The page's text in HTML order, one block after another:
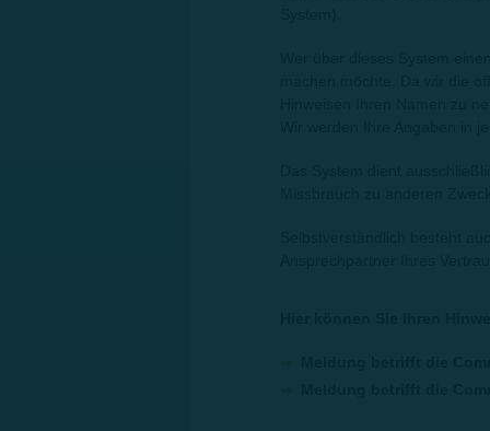
Wer über dieses System
Hinweisen Ihren Namen zu
Das System dient
Selbstverständlich besteht